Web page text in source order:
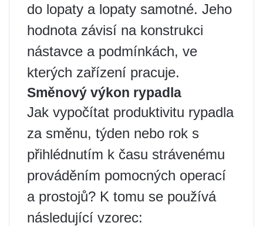
do lopaty a lopaty samotné. Jeho
hodnota závisí na konstrukci
nástavce a podmínkách, ve
kterých zařízení pracuje.
Směnový výkon rypadla
Jak vypočítat produktivitu rypadla
za směnu, týden nebo rok s
přihlédnutím k času strávenému
prováděním pomocných operací
a prostojů? K tomu se používá
následující vzorec: